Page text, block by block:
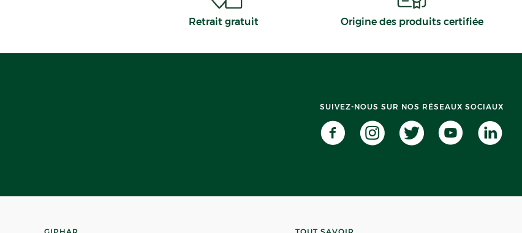
Retrait gratuit Origine des produits certifiée
SUIVEZ-NOUS SUR NOS RÉSEAUX SOCIAUX